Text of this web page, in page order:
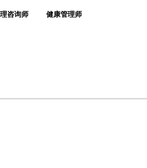
咨询师 健康管理师